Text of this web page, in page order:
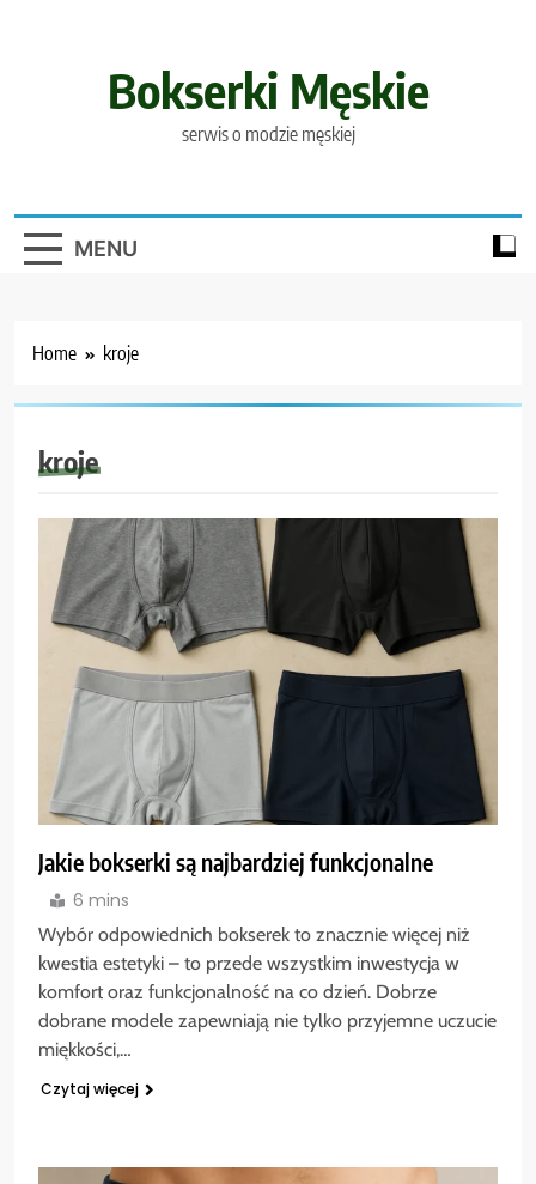
Bokserki Męskie
serwis o modzie męskiej
MENU
Home kroje
kroje
Jakie bokserki są najbardziej funkcjonalne
6 mins
Wybór odpowiednich bokserek to znacznie więcej niż
kwestia estetyki – to przede wszystkim inwestycja w
komfort oraz funkcjonalność na co dzień. Dobrze
dobrane modele zapewniają nie tylko przyjemne uczucie
miękkości,…
Czytaj więcej